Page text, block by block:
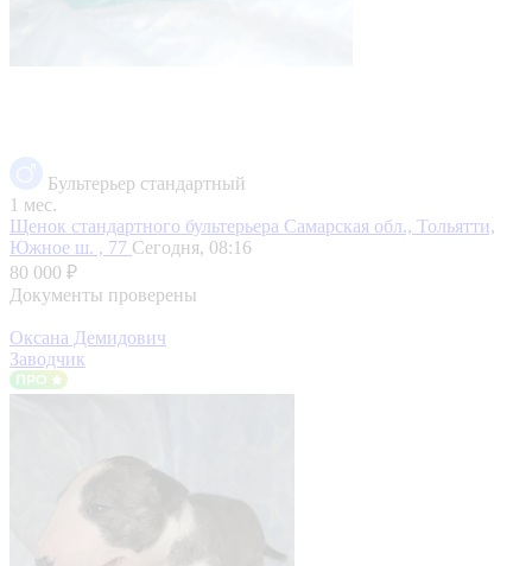
Бультерьер стандартный
1 мес.
Щенок стандартного бультерьера Самарская обл., Тольятти,
Южное ш. , 77 Сегодня, 08:16
80 000 ₽
Документы проверены
Оксана Демидович
Заводчик